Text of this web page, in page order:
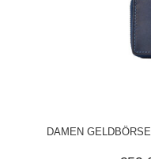
DAMEN